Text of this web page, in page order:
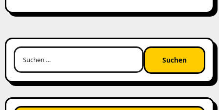
Suchen
nach: